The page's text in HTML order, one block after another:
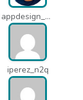
appdesign_pbe
iperez_n2q